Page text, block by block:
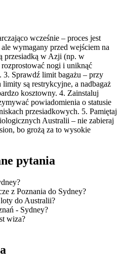
wcześnie – proces jest
wymagany przed wejściem na
przesiadką w Azji (np. w
nogi i uniknąć
3. Sprawdź limit bagażu – przy
są restrykcyjne, a nadbagaż
kosztowny. 4. Zainstaluj
powiadomienia o statusie
przesiadkowych. 5. Pamiętaj
Australii – nie zabieraj
bo grożą za to wysokie
pytania
z Poznania do Sydney?
do Australii?
- Sydney?
wiza?